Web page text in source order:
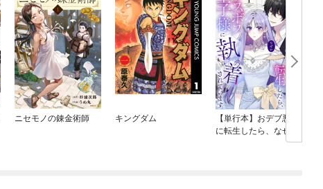
ニセモノの錬金術師 キングダム
【単行本】おデブ悪女
に転生したら、なぜか
ラスボス王子様に執着